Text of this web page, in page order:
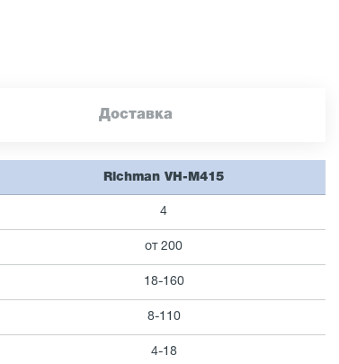
Доставка
Richman VH-M415
4
от 200
18-160
8-110
4-18